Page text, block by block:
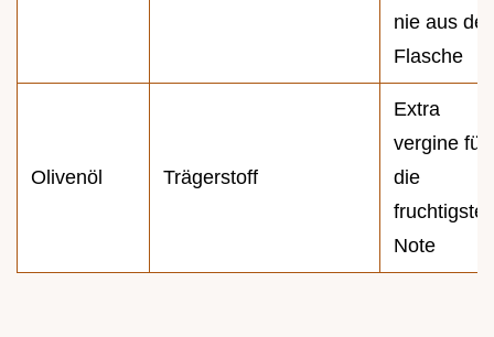
nie aus der
Flasche
Olivenöl Trägerstoff
Extra
vergine für
die
fruchtigste
Note